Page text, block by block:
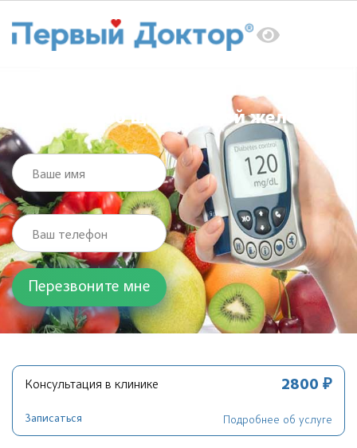
Узловой зоб щитовидной железы
Ваше имя
Ваш телефон
Консультация в клинике 2800 ₽
Записаться Подробнее об услуге